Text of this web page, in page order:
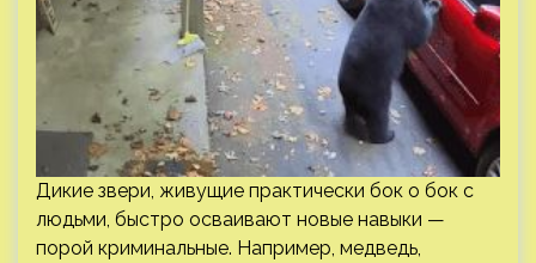
Дикие звери, живущие практически бок о бок с
людьми, быстро осваивают новые навыки —
порой криминальные. Например, медведь,